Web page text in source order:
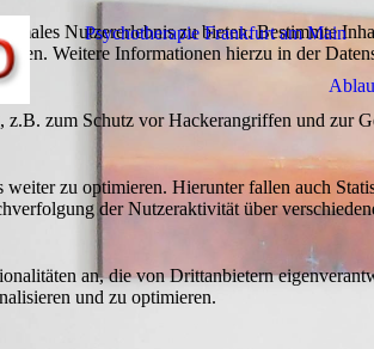
Psychotherapie Frankfurt am Main
Nutzererlebnis zu bieten. Bestimmte
Weitere Informationen hierzu in der
zum Schutz vor Hackerangriffen und zur
zu optimieren. Hierunter fallen auch
der Nutzeraktivität über
an, die von Drittanbietern
und zu optimieren.